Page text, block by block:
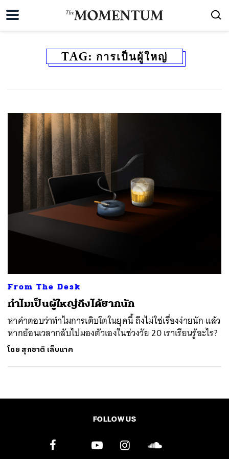
TAG: การเป็นผู้ใหญ่
From The Desk
ทำไมเป็นผู้ใหญ่ถึงได้ยากนัก
หาคำตอบว่าทำไมการเติบโตในยุคนี้ ถึงไม่ใช่เรื่องง่ายนัก แล้ว
หากย้อนเวลากลับไปมองตัวเองในช่วงวัย 20 เราเรียนรู้อะไร?
โดย สุภชาติ เล็บนาค
FOLLOW US
ค้นหา